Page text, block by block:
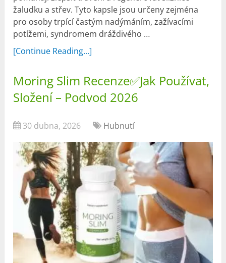
žaludku a střev. Tyto kapsle jsou určeny zejména
pro osoby trpící častým nadýmáním, zažívacími
potížemi, syndromem dráždivého …
[Continue Reading...]
Moring Slim Recenze✅Jak Používat,
Složení – Podvod 2026
30 dubna, 2026 Hubnutí